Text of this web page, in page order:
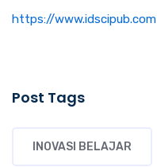
https://www.idscipub.com
Post Tags
INOVASI BELAJAR